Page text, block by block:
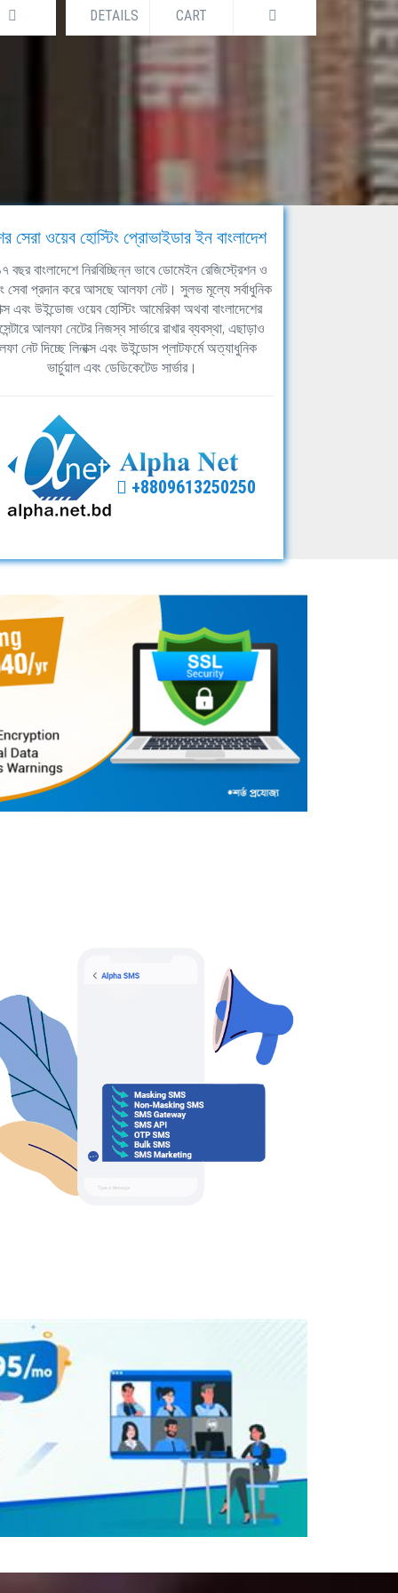
DETAILS CART DETAILS
সেরা ওয়েব হোস্টিং প্রোভাইডার ইন বাংলাদেশ
বছর বাংলাদেশে নিরবিচ্ছিন্ন ভাবে ডোমেইন রেজিস্ট্রেশন ও
সেবা প্রদান করে আসছে আলফা নেট। সুলভ মূল্যে সর্বাধুনিক
এবং উইন্ডোজ ওয়েব হোস্টিং আমেরিকা অথবা বাংলাদেশের
আলফা নেটের নিজস্ব সার্ভারে রাখার ব্যবস্থা, এছাড়াও
নেট দিচ্ছে লিনাক্স এবং উইন্ডোস প্লাটফর্মে অত্যাধুনিক
ভার্চুয়াল এবং ডেডিকেটেড সার্ভার।
+8809613250250